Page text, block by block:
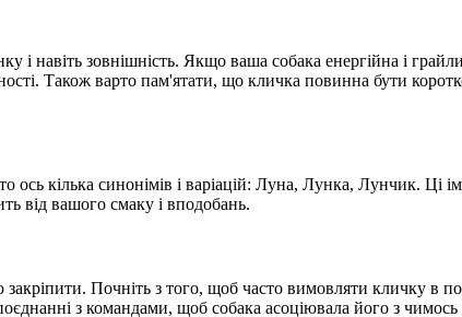
і навіть зовнішність. Якщо ваша собака енергійна і
Також варто пам'ятати, що кличка повинна бути
ось кілька синонімів і варіацій: Луна, Лунка, Лунчик. Ці
від вашого смаку і вподобань.
Почніть з того, щоб часто вимовляти кличку в
з командами, щоб собака асоціювала його з